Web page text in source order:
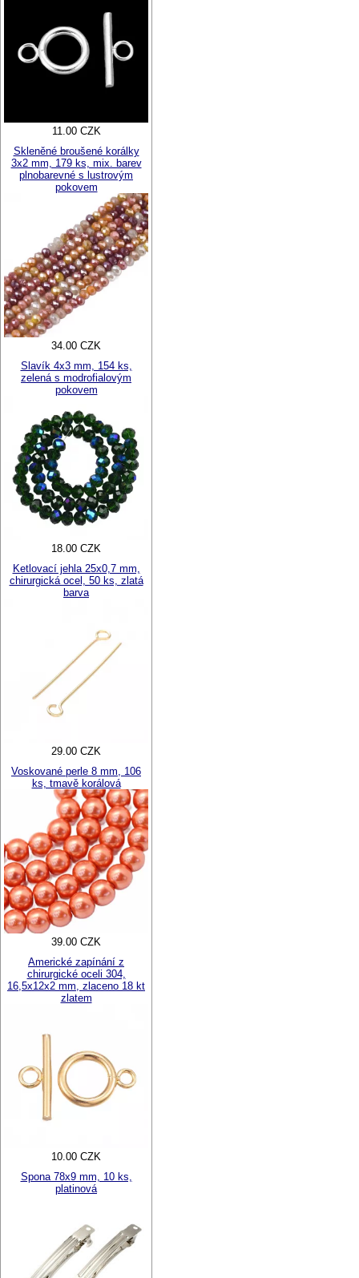
11.00 CZK
Skleněné broušené korálky
3x2 mm, 179 ks, mix. barev
plnobarevné s lustrovým
pokovem
34.00 CZK
Slavík 4x3 mm, 154 ks,
zelená s modrofialovým
pokovem
18.00 CZK
Ketlovací jehla 25x0,7 mm,
chirurgická ocel, 50 ks, zlatá
barva
29.00 CZK
Voskované perle 8 mm, 106
ks, tmavě korálová
39.00 CZK
Americké zapínání z
chirurgické oceli 304,
16,5x12x2 mm, zlaceno 18 kt
zlatem
10.00 CZK
Spona 78x9 mm, 10 ks,
platinová